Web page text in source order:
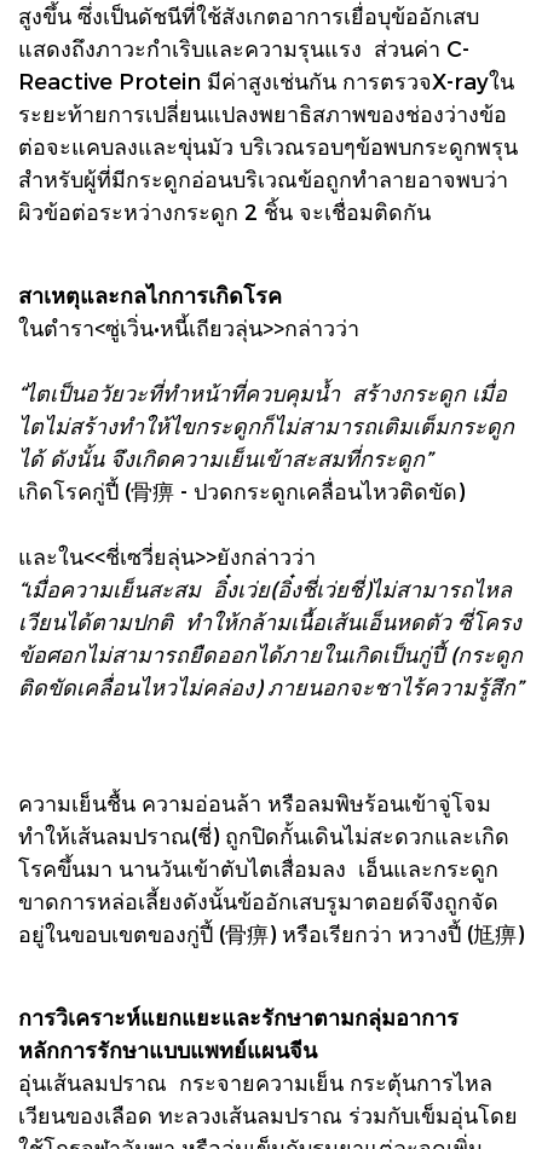
สูงขึ้น ซึ่งเป็นดัชนีที่ใช้สังเกตอาการเยื่อบุข้ออักเสบ
แสดงถึงภาวะกำเริบและความรุนแรง ส่วนค่า C-
Reactive Protein มีค่าสูงเช่นกัน การตรวจX-rayใน
ระยะท้ายการเปลี่ยนแปลงพยาธิสภาพของช่องว่างข้อ
ต่อจะแคบลงและขุ่นมัว บริเวณรอบๆข้อพบกระดูกพรุน
สำหรับผู้ที่มีกระดูกอ่อนบริเวณข้อถูกทำลายอาจพบว่า
ผิวข้อต่อระหว่างกระดูก 2 ชิ้น จะเชื่อมติดกัน
สาเหตุและกลไกการเกิดโรค
ในตำรา<ซู่เวิ่น•หนี้เถียวลุ่น>>กล่าวว่า
“ไตเป็นอวัยวะที่ทำหน้าที่ควบคุมน้ำ สร้างกระดูก เมื่อ
ไตไม่สร้างทำให้ไขกระดูกก็ไม่สามารถเติมเต็มกระดูก
ได้ ดังนั้น จึงเกิดความเย็นเข้าสะสมที่กระดูก”
เกิดโรคกู่ปี้ (骨痹 - ปวดกระดูกเคลื่อนไหวติดขัด)
และใน<<ชี่เซวี่ยลุ่น>>ยังกล่าวว่า
“เมื่อความเย็นสะสม อิ๋งเว่ย(อิ๋งชี่เว่ยชี่)ไม่สามารถไหล
เวียนได้ตามปกติ ทำให้กล้ามเนื้อเส้นเอ็นหดตัว ซี่โครง
ข้อศอกไม่สามารถยืดออกได้ภายในเกิดเป็นกู่ปี้ (กระดูก
ติดขัดเคลื่อนไหวไม่คล่อง) ภายนอกจะชาไร้ความรู้สึก”
ความเย็นชื้น ความอ่อนล้า หรือลมพิษร้อนเข้าจู่โจม
ทำให้เส้นลมปราณ(ชี่) ถูกปิดกั้นเดินไม่สะดวกและเกิด
โรคขึ้นมา นานวันเข้าตับไตเสื่อมลง เอ็นและกระดูก
ขาดการหล่อเลี้ยงดังนั้นข้ออักเสบรูมาตอยด์จึงถูกจัด
อยู่ในขอบเขตของกู่ปี้ (骨痹) หรือเรียกว่า หวางปี้ (尪痹)
การวิเคราะห์แยกแยะและรักษาตามกลุ่มอาการ
หลักการรักษาแบบแพทย์แผนจีน
อุ่นเส้นลมปราณ กระจายความเย็น กระตุ้นการไหล
เวียนของเลือด ทะลวงเส้นลมปราณ ร่วมกับเข็มอุ่นโดย